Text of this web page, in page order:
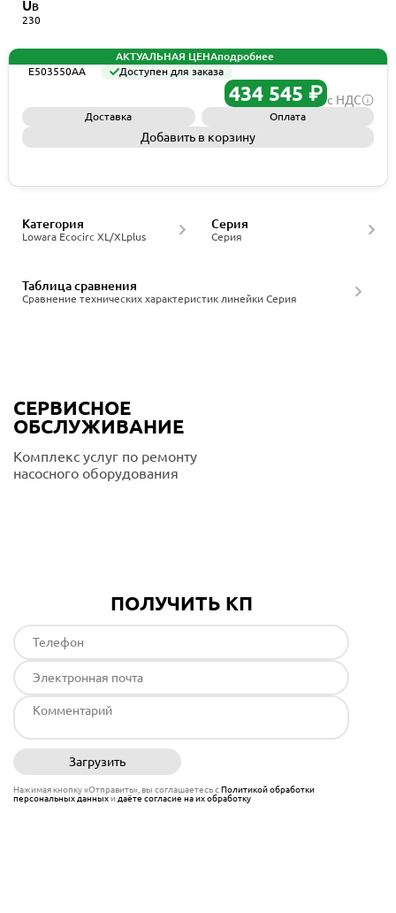
UВ
230
АКТУАЛЬНАЯ ЦЕНАподробнее
E503550AA
Доступен для заказа
434 545 ₽ с НДС
Доставка Оплата
Добавить в корзину
Lowara Ecocirc XL/XLplus
Категория
Серия
Серия
Сравнение технических характеристик линейки Серия
Таблица сравнения
СЕРВИСНОЕ
ОБСЛУЖИВАНИЕ
Комплекс услуг по ремонту
насосного оборудования
ПОЛУЧИТЬ КП
Загрузить
Нажимая кнопку «Отправить», вы соглашаетесь сПолитикой обработки
персональных данныхи даёте согласие на их обработку